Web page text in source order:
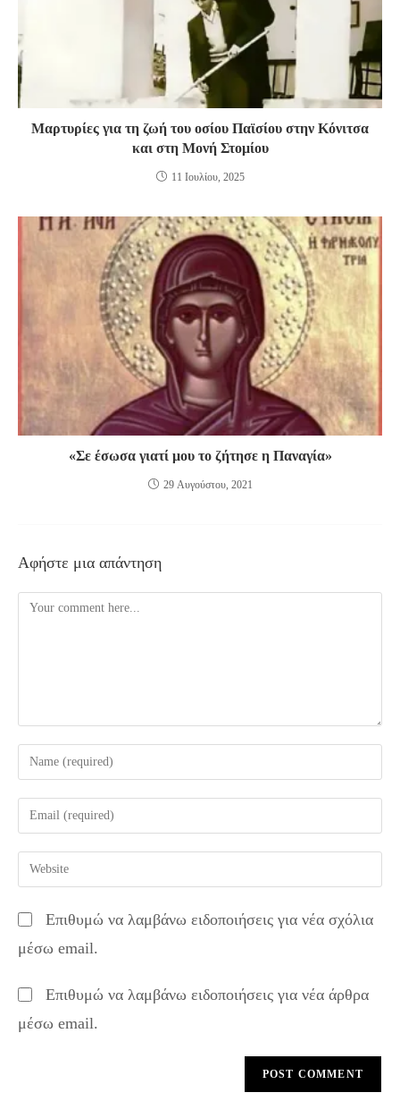
Μαρτυρίες για τη ζωή του οσίου Παϊσίου στην Κόνιτσα
και στη Μονή Στομίου
11 Ιουλίου, 2025
«Σε έσωσα γιατί μου το ζήτησε η Παναγία»
29 Αυγούστου, 2021
Αφήστε μια απάντηση
Comment
Enter
your
name
comment
Enter
your
email
address
comment
Enter
your
URL
(optional)
Επιθυμώ να λαμβάνω ειδοποιήσεις για νέα σχόλια
μέσω email.
Επιθυμώ να λαμβάνω ειδοποιήσεις για νέα άρθρα
μέσω email.